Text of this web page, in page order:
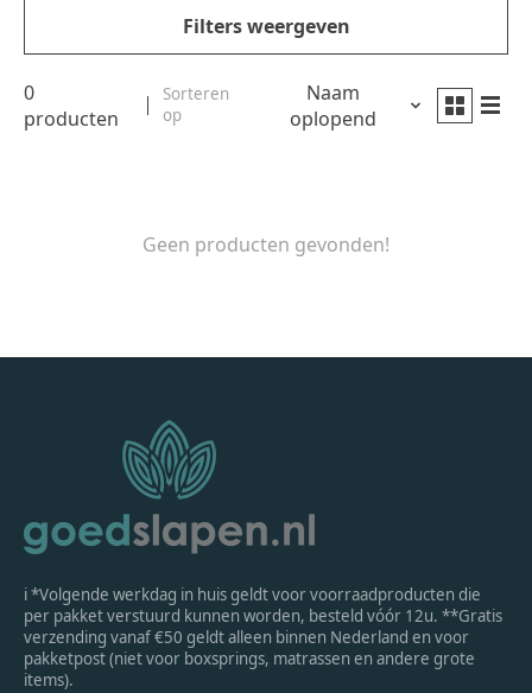
Filters weergeven
0
producten
Sorteren
op
Naam
oplopend
Geen producten gevonden!
ℹ *Volgende werkdag in huis geldt voor voorraadproducten die
per pakket verstuurd kunnen worden, besteld vóór 12u. **Gratis
verzending vanaf €50 geldt alleen binnen Nederland en voor
pakketpost (niet voor boxsprings, matrassen en andere grote
items).